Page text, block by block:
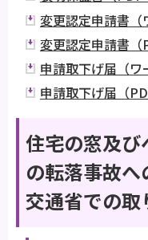
変更認定申請書（
変更認定申請書（
申請取下げ届（ワ
申請取下げ届（
住宅の窓及び
の転落事故
交通省での取